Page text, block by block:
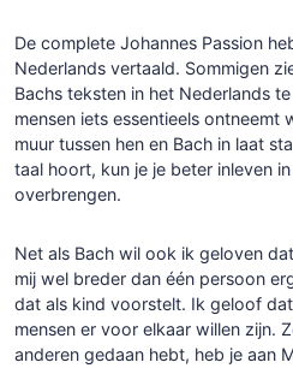
De complete Johannes Passion
Nederlands vertaald. Sommigen
Bachs teksten in het Nederlands
mensen iets essentieels ontneemt
muur tussen hen en Bach in laat
taal hoort, kun je je beter inleven
overbrengen.
Net als Bach wil ook ik geloven
mij wel breder dan één persoon
dat als kind voorstelt. Ik geloof
mensen er voor elkaar willen zijn.
anderen gedaan hebt, heb je aan